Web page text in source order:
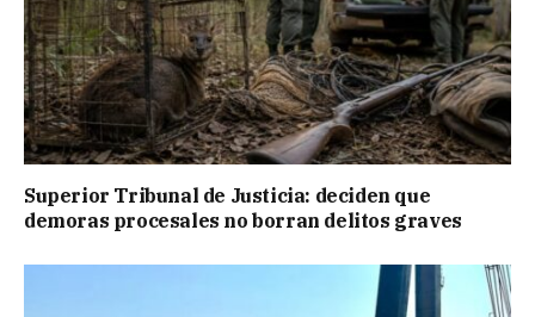
Superior Tribunal de Justicia: deciden que
demoras procesales no borran delitos graves